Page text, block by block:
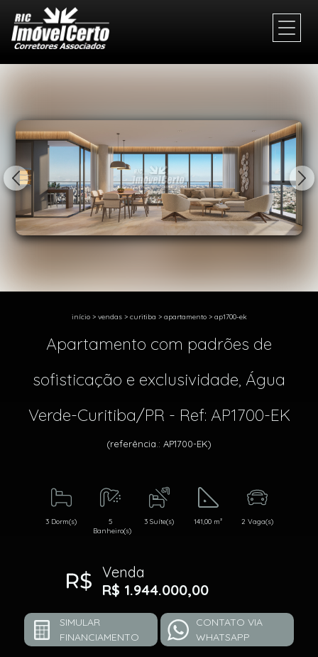
início> vendas> curitiba > apartamento> ap1700-ek
Apartamento com padrões de
sofisticação e exclusividade, Água
Verde-Curitiba/PR - Ref: AP1700-EK
(referência.: AP1700-EK)
3 Dorm(s)
5
Banheiro(s)
3 Suíte(s) 141,00 m² 2 Vaga(s)
Venda
R$ 1.944.000,00
SIMULAR
FINANCIAMENTO
CONTATO VIA
WHATSAPP